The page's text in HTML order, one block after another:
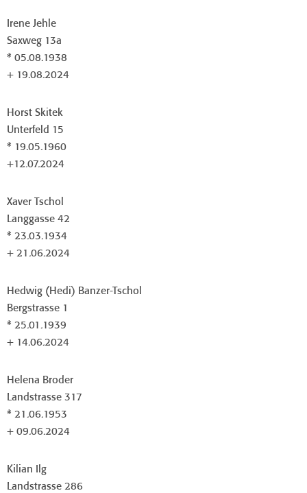
Irene Jehle
Saxweg 13a
* 05.08.1938
+ 19.08.2024
Horst Skitek
Unterfeld 15
* 19.05.1960
+12.07.2024
Xaver Tschol
Langgasse 42
* 23.03.1934
+ 21.06.2024
Hedwig (Hedi) Banzer-Tschol
Bergstrasse 1
* 25.01.1939
+ 14.06.2024
Helena Broder
Landstrasse 317
* 21.06.1953
+ 09.06.2024
Kilian Ilg
Landstrasse 286